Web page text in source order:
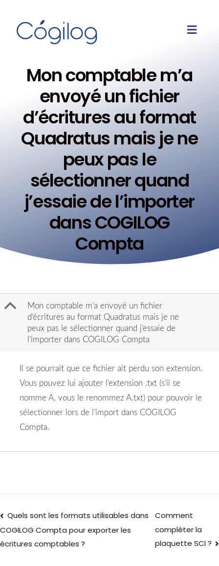
Mon comptable m’a
envoyé un fichier
d’écritures au format
Quadratus mais je ne
peux pas le
sélectionner quand
j’essaie de l’importer
dans COGILOG
Compta
B
Mon comptable m’a envoyé un fichier
d’écritures au format Quadratus mais je ne
peux pas le sélectionner quand j’essaie de
l’importer dans COGILOG Compta
Il se pourrait que ce fichier ait perdu son extension.
Vous pouvez lui ajouter l’extension .txt (s’il se
nomme A, vous le renommez A.txt) pour pouvoir le
sélectionner lors de l’import dans COGILOG
Compta.
Quels sont les formats utilisables dans
COGILOG Compta pour exporter les
écritures comptables ?
Comment
compléter la
plaquette SCI ?